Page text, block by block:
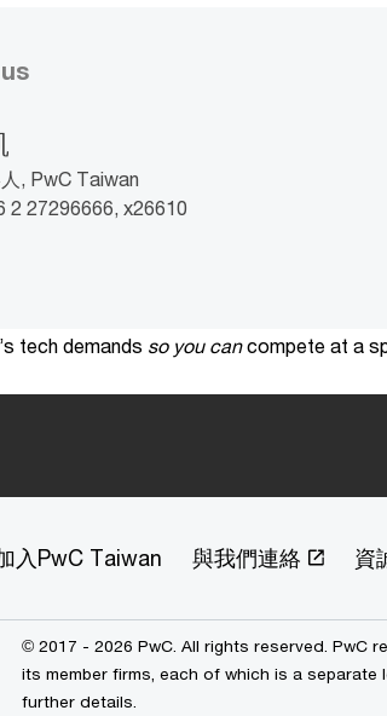
, PwC Taiwan
2 27296666, x26610
tech demands so you can compete at a
入PwC Taiwan 與我們連絡 資
© 2017 - 2026 PwC. All rights reserved. PwC
its member firms, each of which is a separate
further details.